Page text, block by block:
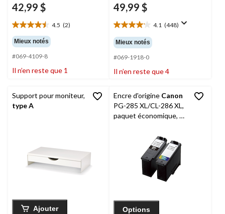
42,99 $
4.5 (2)
4.5
étoile(s)
sur
5.
2
Mieux notés
#069-4109-8
Il n’en reste que 1
49,99 $
4.1 (448)
4.1
étoile(s)
sur
5.
448
évaluations
Mieux notés
#069-1918-0
Il n’en reste que 4
Support pour moniteur,
type A
Ajouter
Encre d'origine Canon
PG-285 XL/CL-286 XL,
paquet économique, 2
Options